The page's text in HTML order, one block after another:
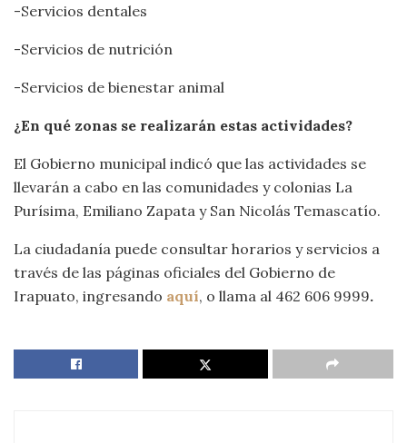
-Servicios dentales
-Servicios de nutrición
-Servicios de bienestar animal
¿En qué zonas se realizarán estas actividades?
El Gobierno municipal indicó que las actividades se
llevarán a cabo en las comunidades y colonias La
Purísima, Emiliano Zapata y San Nicolás Temascatío.
La ciudadanía puede consultar horarios y servicios a
través de las páginas oficiales del Gobierno de
Irapuato, ingresando aquí, o llama al 462 606 9999.